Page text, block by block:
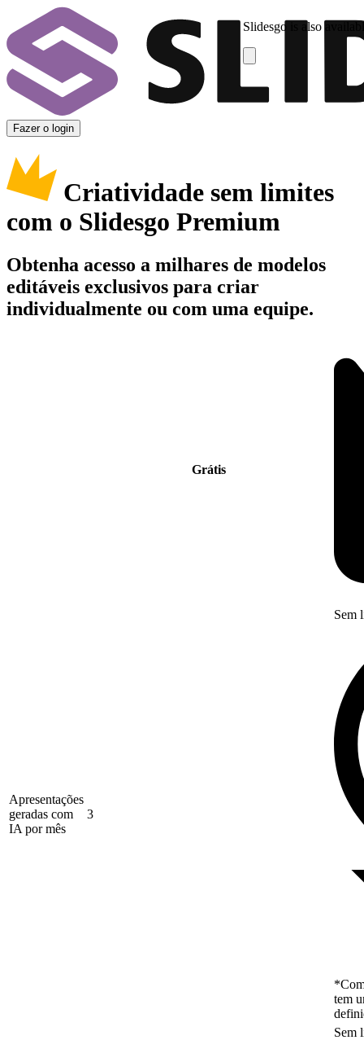
Slidesgo is also
Fazer o login
Criatividade sem limites
com o Slidesgo Premium
Obtenha acesso a milhares de modelos
editáveis exclusivos para criar
individualmente ou com uma equipe.
Grátis
Apresentações
geradas com
IA por mês
3
Sem
tem
Sem